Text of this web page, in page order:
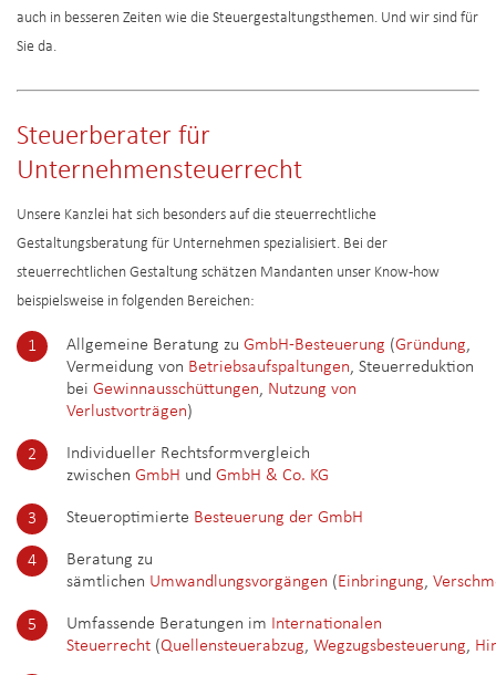
auch in besseren Zeiten wie die Steuergestaltungsthemen. Und wir sind für
Sie da.
Steuerberater für
Unternehmensteuerrecht
Unsere Kanzlei hat sich besonders auf die steuerrechtliche
Gestaltungsberatung für Unternehmen spezialisiert. Bei der
steuerrechtlichen Gestaltung schätzen Mandanten unser Know-how
beispielsweise in folgenden Bereichen:
Allgemeine Beratung zu GmbH-Besteuerung (Gründung,
Vermeidung von Betriebsaufspaltungen, Steuerreduktion
bei Gewinnausschüttungen, Nutzung von
Verlustvorträgen)
Individueller Rechtsformvergleich
zwischen GmbH und GmbH & Co. KG
Steueroptimierte Besteuerung der GmbH
Beratung zu
sämtlichen Umwandlungsvorgängen (Einbringung,
Umfassende Beratungen im Internationalen
Steuerrecht (Quellensteuerabzug, Wegzugsbesteuerung,